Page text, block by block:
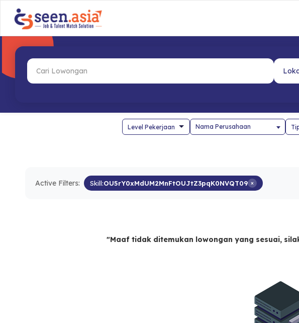
Nama Perusahaan
Active Filters: Skill:OU5rY0xMdUM2MnFtOUJtZ3pqK0NVQT09 ×
"Maaf tidak ditemukan lowongan yang sesuai,